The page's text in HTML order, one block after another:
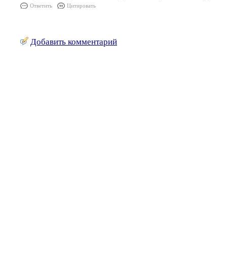
Ответить Цитировать
Добавить комментарий